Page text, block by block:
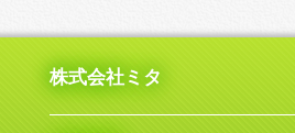
株式会社ミタ